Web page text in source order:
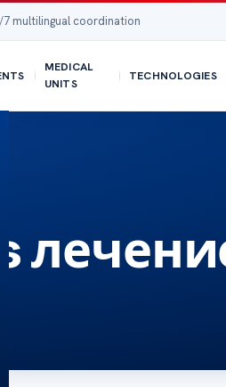
multilingual coordination
MEDICAL
UNITS
TECHNOLOGIES